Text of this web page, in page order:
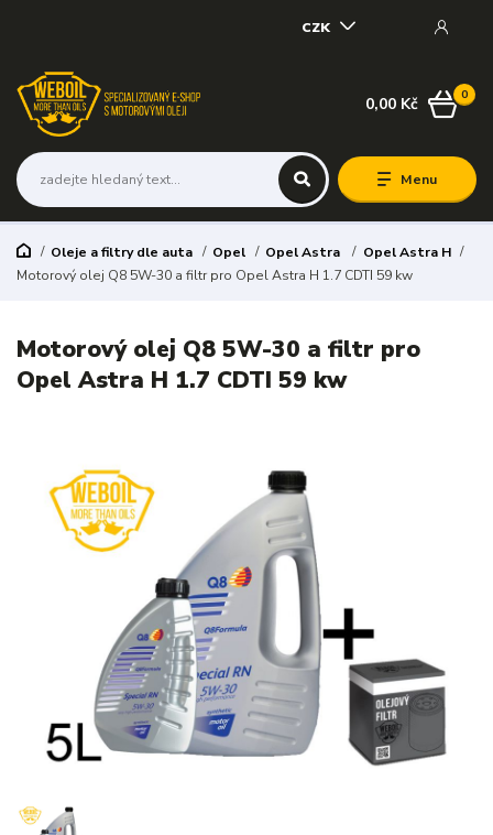
Menu
CZK
0
0,00 Kč
Oleje a filtry dle auta Opel Opel Astra
Opel Astra H
Motorový olej Q8 5W-30 a filtr pro Opel Astra H 1.7 CDTI 59 kw
Motorový olej Q8 5W-30 a filtr pro
Opel Astra H 1.7 CDTI 59 kw